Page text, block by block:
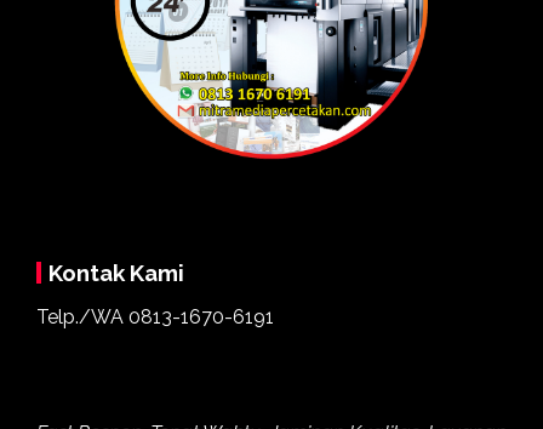
Kontak Kami
Telp./WA 0813-1670-6191